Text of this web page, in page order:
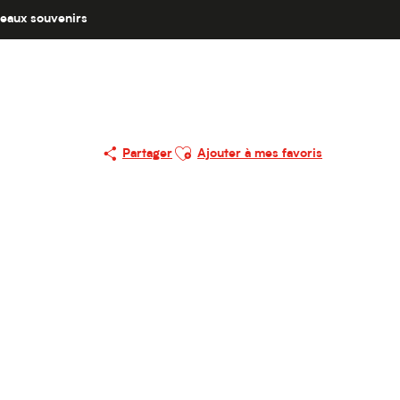
souvenirs
Partager
Ajouter aux favoris
Ajouter à mes favoris